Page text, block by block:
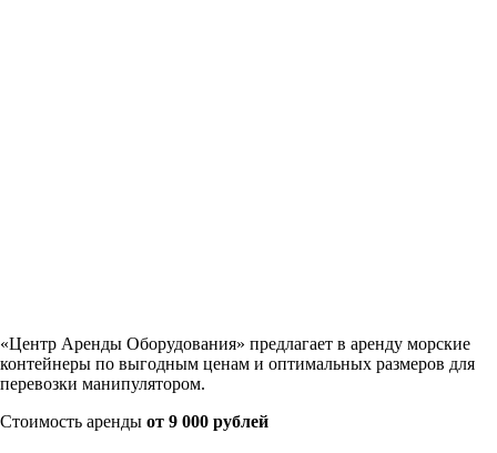
«Центр Аренды Оборудования» предлагает в аренду морские
контейнеры по выгодным ценам и оптимальных размеров для
перевозки манипулятором.
Стоимость аренды от 9 000 рублей